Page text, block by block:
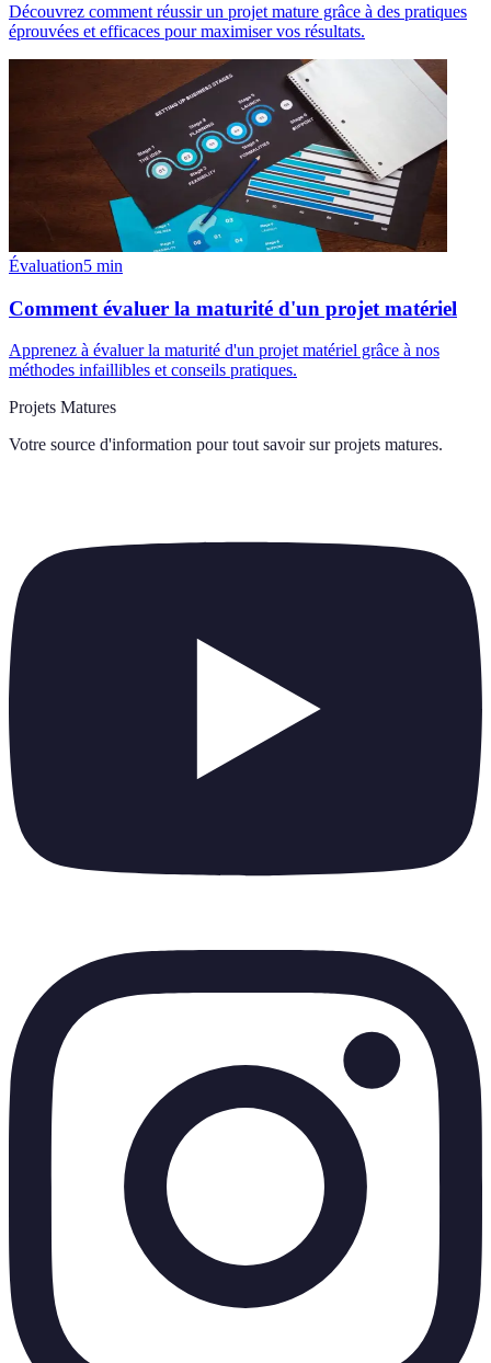
Découvrez comment réussir un projet mature grâce à des pratiques
éprouvées et efficaces pour maximiser vos résultats.
Évaluation5 min
Comment évaluer la maturité d'un projet matériel
Apprenez à évaluer la maturité d'un projet matériel grâce à nos
méthodes infaillibles et conseils pratiques.
Projets Matures
Votre source d'information pour tout savoir sur projets matures.